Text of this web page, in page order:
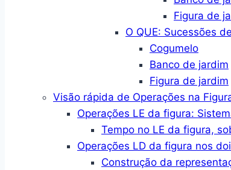
Figura de
O QUE: Sucessões
Cogumelo
Banco de jardim
Figura de jardim
Visão rápida de Operações na
Operações LE da figura:
Tempo no LE da figura,
Operações LD da figura nos
Construção da